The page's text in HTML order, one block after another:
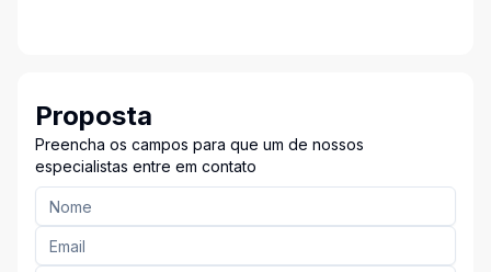
Proposta
Preencha os campos para que um de nossos
especialistas entre em contato